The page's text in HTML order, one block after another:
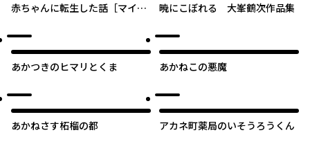
赤ちゃんに転生した話［マイク
暁にこぼれる 大峯鶴次作品集
あかつきのヒマリとくま あかねこの悪魔
あかねさす柘榴の都 アカネ町薬局のいそうろうくん